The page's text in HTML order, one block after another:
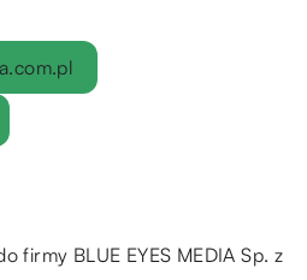
firmy BLUE EYES MEDIA Sp. z